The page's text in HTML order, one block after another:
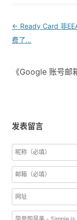
Post
navigation
← Ready Card 非
费了…
《Google 账号邮
发表留言